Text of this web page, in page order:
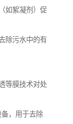
如絮凝剂）促
除污水中的有
等膜技术对处
，用于去除